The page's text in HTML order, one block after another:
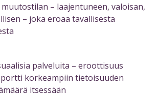
– laajentuneen, valoisan,
– joka eroaa tavallisesta
palveluita – eroottisuus
korkeampiin tietoisuuden
itsessään